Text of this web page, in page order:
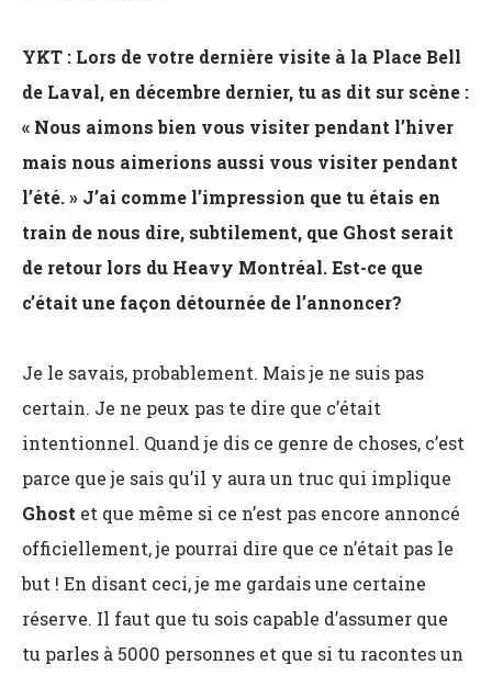
YKT : Lors de votre dernière visite à la Place Bell
de Laval, en décembre dernier, tu as dit sur scène :
« Nous aimons bien vous visiter pendant l’hiver
mais nous aimerions aussi vous visiter pendant
l’été. » J’ai comme l’impression que tu étais en
train de nous dire, subtilement, que Ghost serait
de retour lors du Heavy Montréal. Est-ce que
c’était une façon détournée de l’annoncer?
Je le savais, probablement. Mais je ne suis pas
certain. Je ne peux pas te dire que c’était
intentionnel. Quand je dis ce genre de choses, c’est
parce que je sais qu’il y aura un truc qui implique
Ghost et que même si ce n’est pas encore annoncé
officiellement, je pourrai dire que ce n’était pas le
but ! En disant ceci, je me gardais une certaine
réserve. Il faut que tu sois capable d’assumer que
tu parles à 5000 personnes et que si tu racontes un